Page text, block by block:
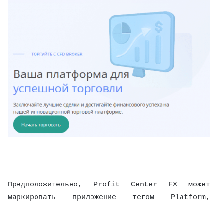
Предположительно, Profit Center FX может
маркировать приложение тегом Platform,